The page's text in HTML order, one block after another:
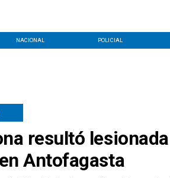
NACIONAL POLICIAL
resultó
Antofagasta